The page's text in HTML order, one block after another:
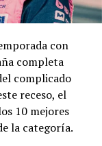
de la
del Minella
Stadium
con
completa
complicado
receso, el
10 mejores
la categoría.